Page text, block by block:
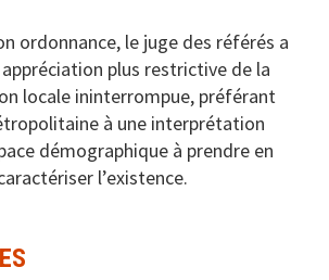
ordonnance, le juge des référés a
plus restrictive de la
locale ininterrompue, préférant
à une interprétation
démographique à prendre en
l’existence.